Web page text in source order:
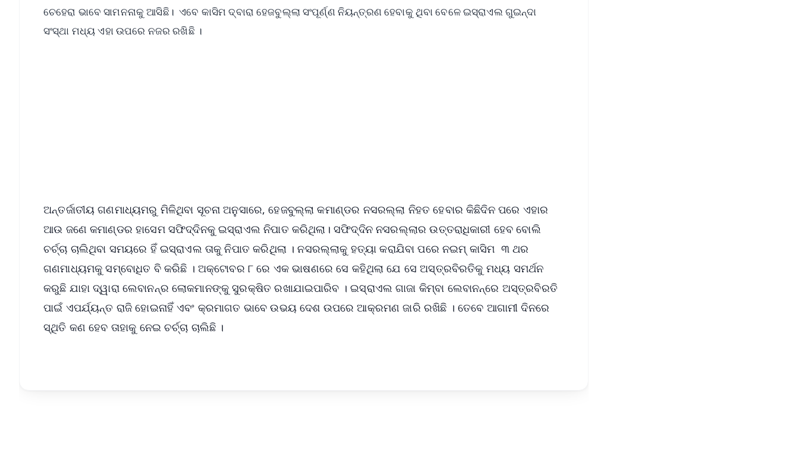
ଚେହେରା ଭାବେ ସାମନନାକୁ ଆସିଛି। ଏବେ କାସିମ ଦ୍ବାରା ହେଜବୁଲ୍ଲା ସଂପୂର୍ଣ୍ଣ ନିୟନ୍ତ୍ରଣ ହେବାକୁ ଥିବା ବେଳେ ଇସ୍ରାଏଲ ଗୁଇନ୍ଦା
ସଂସ୍ଥା ମଧ୍ୟ ଏହା ଉପରେ ନଜର ରଖିଛି ।
ଅନ୍ତର୍ଜାତୀୟ ଗଣମାଧ୍ୟମରୁ ମିଳିଥିବା ସୂଚନା ଅନୁସାରେ, ହେଜବୁଲ୍ଲା କମାଣ୍ଡର ନସରଲ୍ଲା ନିହତ ହେବାର କିଛିଦିନ ପରେ ଏହାର
ଆଉ ଜଣେ କମାଣ୍ଡର ହାସେମ ସଫିଦ୍ଦିନକୁ ଇସ୍ରାଏଲ ନିପାତ କରିଥିଲା। ସଫିଦ୍ଦିନ ନସରଲ୍ଲାର ଉତ୍ତରାଧିକାରୀ ହେବ ବୋଲି
ଚର୍ଚ୍ଚା ଚାଲିଥିବା ସମୟରେ ହିଁ ଇସ୍ରାଏଲ ତାକୁ ନିପାତ କରିଥିଲା । ନସରଲ୍ଲାକୁ ହତ୍ୟା କରାଯିବା ପରେ ନଇମ୍ କାସିମ ୩ ଥର
ଗଣମାଧ୍ୟମକୁ ସମ୍ବୋଧିତ ବି କରିଛି । ଅକ୍ଟୋବର ୮ ରେ ଏକ ଭାଷଣରେ ସେ କହିଥିଲା ଯେ ସେ ଅସ୍ତ୍ରବିରତିକୁ ମଧ୍ୟ ସମର୍ଥନ
କରୁଛି ଯାହା ଦ୍ୱାରା ଲେବାନନ୍‌ର ଲୋକମାନଙ୍କୁ ସୁରକ୍ଷିତ ରଖାଯାଇପାରିବ । ଇସ୍ରାଏଲ ଗାଜା କିମ୍ବା ଲେବାନନ୍‌ରେ ଅସ୍ତ୍ରବିରତି
ପାଇଁ ଏପର୍ଯ୍ୟନ୍ତ ରାଜି ହୋଇନାହିଁ ଏବଂ କ୍ରମାଗତ ଭାବେ ଉଭୟ ଦେଶ ଉପରେ ଆକ୍ରମଣ ଜାରି ରଖିଛି । ତେବେ ଆଗାମୀ ଦିନରେ
ସ୍ଥିତି କଣ ହେବ ତାହାକୁ ନେଇ ଚର୍ଚ୍ଚା ଚାଲିଛି ।